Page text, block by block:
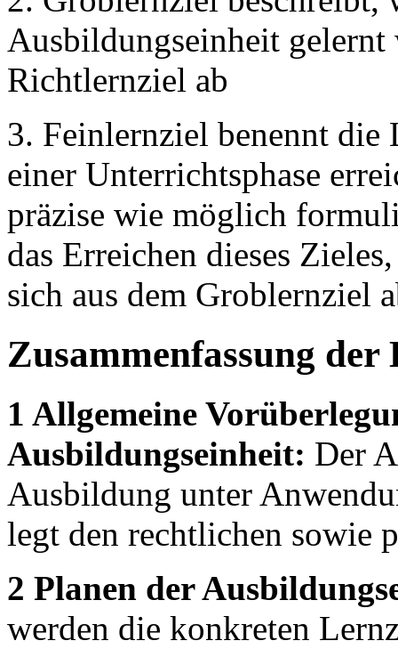
Ausbildungseinheit gelernt
Richtlernziel ab
3. Feinlernziel benennt
einer Unterrichtsphase
präzise wie möglich
das Erreichen dieses
sich aus dem Groblernziel
Zusammenfassung der
1 Allgemeine
Ausbildungseinheit: Der
Ausbildung unter
legt den rechtlichen sowie
2 Planen der
werden die konkreten